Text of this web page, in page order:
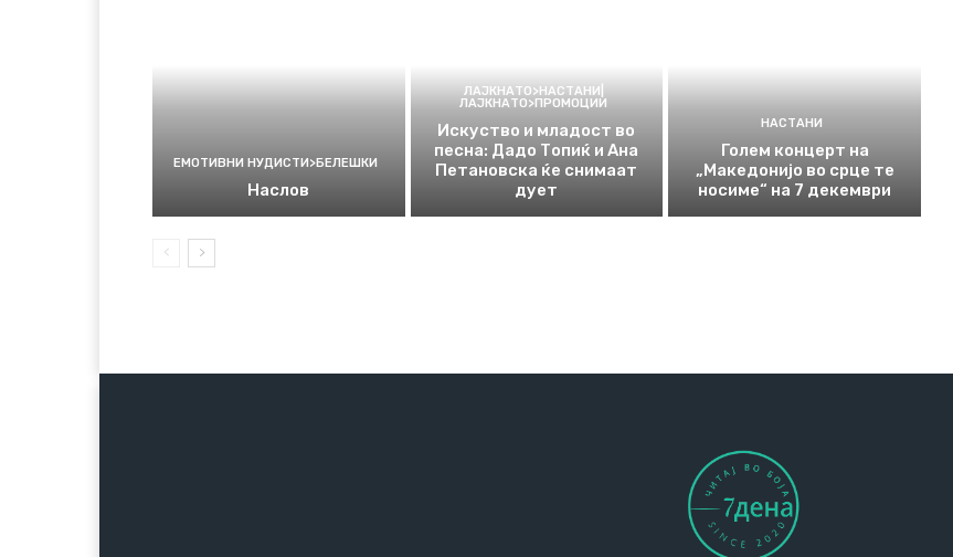
ЕМОТИВНИ НУДИСТИ>БЕЛЕШКИ
Наслов
ЛАЈКНАТО>НАСТАНИ|
ЛАЈКНАТО>ПРОМОЦИИ
Искуство и младост во
песна: Дадо Топиќ и Ана
Петановска ќе снимаат
дует
НАСТАНИ
Голем концерт на
„Македонијо во срце те
носиме“ на 7 декември